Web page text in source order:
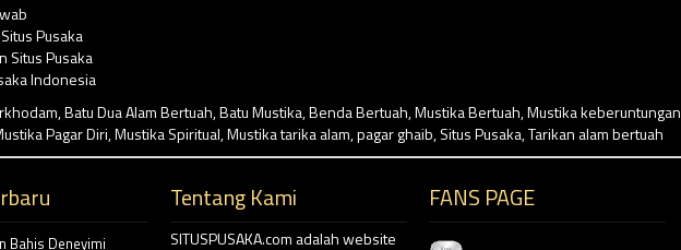
Pusaka
Situs Pusaka
Indonesia
,Batu Dua Alam Bertuah,Batu Mustika,Benda Bertuah,Mustika Bertuah,Mustika keberuntungan
Pagar Diri,Mustika Spiritual,Mustika tarika alam,pagar ghaib,Situs Pusaka,Tarikan alam bertuah
Bahis Deneyimi
Tentang Kami
SITUSPUSAKA.com adalah website
FANS PAGE